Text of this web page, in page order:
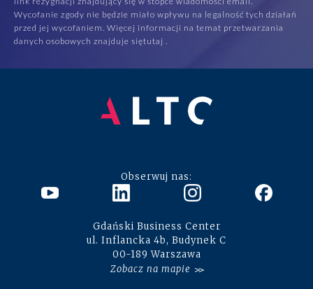
Wycofanie zgody nie będzie miało wpływu na legalność tych działań
przed jej wycofaniem. Więcej informacji na temat przetwarzania
danych osobowych znajduje siętutaj
Obserwuj nas:
Gdański Business Center
ul. Inflancka 4b, Budynek C
00-189 Warszawa
Zobacz na mapie